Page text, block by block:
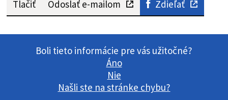
Tlačiť Odoslať e-mailom Zdieľať
Boli tieto informácie pre vás užitočné?
Áno
Nie
Našli ste na stránke chybu?